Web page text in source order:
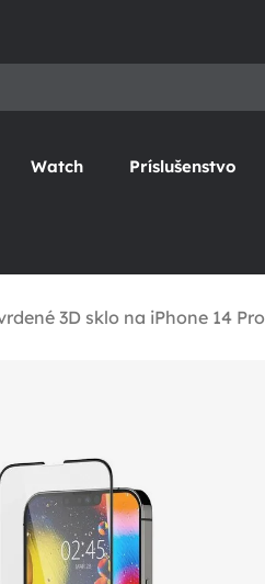
Watch Príslušenstvo
3D sklo na iPhone 14 Pro